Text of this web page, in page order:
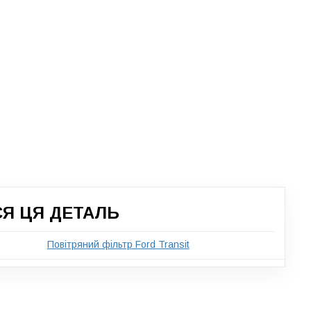
ЦЯ ДЕТАЛЬ
Повітряний фільтр Ford Transit